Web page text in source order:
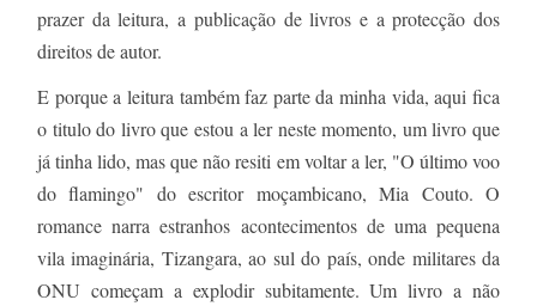
prazer da leitura, a publicação de livros e a protecção dos
direitos de autor.
E porque a leitura também faz parte da minha vida, aqui fica
o titulo do livro que estou a ler neste momento, um livro que
já tinha lido, mas que não resiti em voltar a ler, "O último voo
do flamingo" do escritor moçambicano, Mia Couto. O
romance narra estranhos acontecimentos de uma pequena
vila imaginária, Tizangara, ao sul do país, onde militares da
ONU começam a explodir subitamente. Um livro a não